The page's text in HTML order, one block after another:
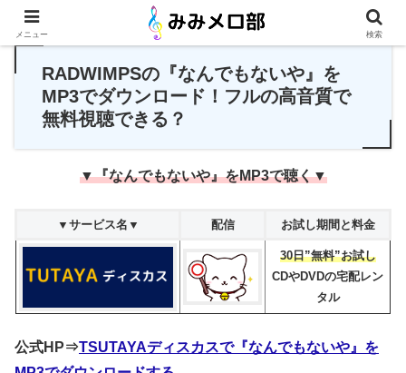
PR
RADWIMPSの『なんでもないや』を
MP3でダウンロード！フルの高音質で
無料視聴できる？
▼『なんでもないや』をMP3で聴く▼
▼サービス名▼ 配信 お試し期間と料金
30日”無料”お試し
CDやDVDの宅配レン
タル
公式HP⇒TSUTAYAディスカスで『なんでもないや』を
メニュー 検索